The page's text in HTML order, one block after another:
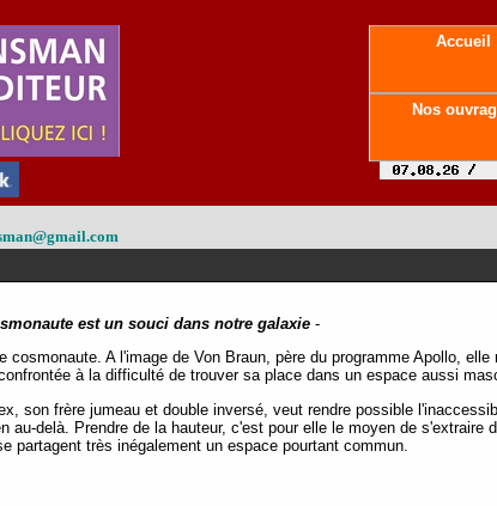
Accueil
Nos
est un souci dans notre galaxie -
cosmonaute. A l'image de Von Braun, père du programme Apollo,
à la difficulté de trouver sa place dans un espace aussi
son frère jumeau et double inversé, veut rendre possible
au-delà. Prendre de la hauteur, c'est pour elle le moyen de s'extraire
partagent très inégalement un espace pourtant commun.